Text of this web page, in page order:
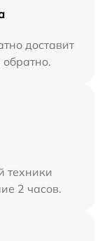
доставит
техники
2 часов.